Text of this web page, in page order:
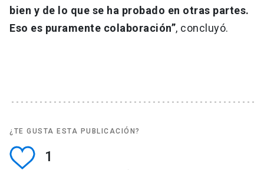
bien y de lo que se ha probado en otras partes.
Eso es puramente colaboración”, concluyó.
¿TE GUSTA ESTA PUBLICACIÓN?
1